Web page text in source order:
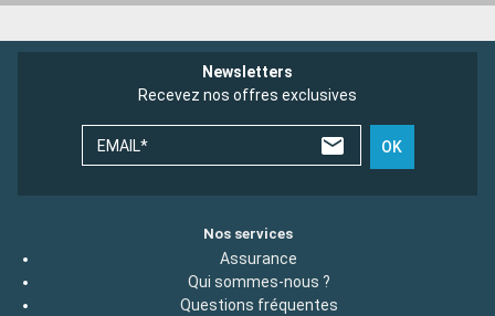
Newsletters
Recevez nos offres exclusives
EMAIL* OK
Nos services
Assurance
Qui sommes-nous ?
Questions fréquentes